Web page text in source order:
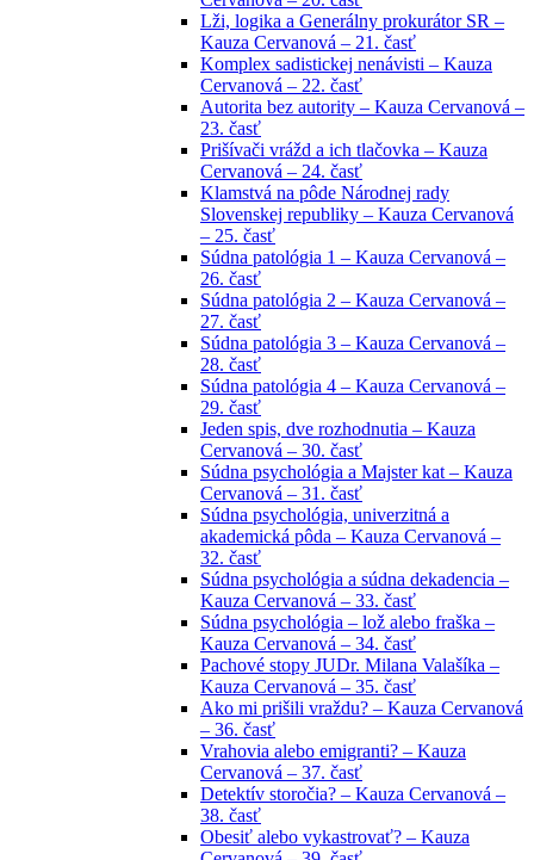
Lži, logika a Generálny prokurátor SR –
Kauza Cervanová – 21. časť
Komplex sadistickej nenávisti – Kauza
Cervanová – 22. časť
Autorita bez autority – Kauza Cervanová –
23. časť
Prišívači vrážd a ich tlačovka – Kauza
Cervanová – 24. časť
Klamstvá na pôde Národnej rady
Slovenskej republiky – Kauza Cervanová
– 25. časť
Súdna patológia 1 – Kauza Cervanová –
26. časť
Súdna patológia 2 – Kauza Cervanová –
27. časť
Súdna patológia 3 – Kauza Cervanová –
28. časť
Súdna patológia 4 – Kauza Cervanová –
29. časť
Jeden spis, dve rozhodnutia – Kauza
Cervanová – 30. časť
Súdna psychológia a Majster kat – Kauza
Cervanová – 31. časť
Súdna psychológia, univerzitná a
akademická pôda – Kauza Cervanová –
32. časť
Súdna psychológia a súdna dekadencia –
Kauza Cervanová – 33. časť
Súdna psychológia – lož alebo fraška –
Kauza Cervanová – 34. časť
Pachové stopy JUDr. Milana Valašíka –
Kauza Cervanová – 35. časť
Ako mi prišili vraždu? – Kauza Cervanová
– 36. časť
Vrahovia alebo emigranti? – Kauza
Cervanová – 37. časť
Detektív storočia? – Kauza Cervanová –
38. časť
Obesiť alebo vykastrovať? – Kauza